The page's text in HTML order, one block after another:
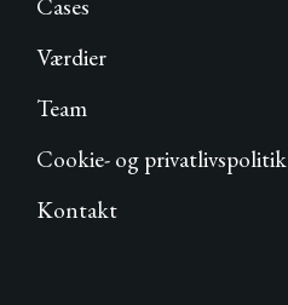
Cases
Værdier
Team
Cookie- og privatlivspolitik
Kontakt